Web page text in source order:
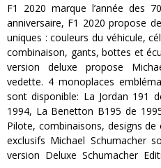
F1 2020 marque l’année des
anniversaire, F1 2020 propose
uniques : couleurs du véhicule,
combinaison, gants, bottes et
version deluxe propose
vedette. 4 monoplaces
sont disponible: La Jordan 191
1994, La Benetton B195 de
Pilote, combinaisons, designs
exclusifs Michael Schumacher
version Deluxe Schumacher